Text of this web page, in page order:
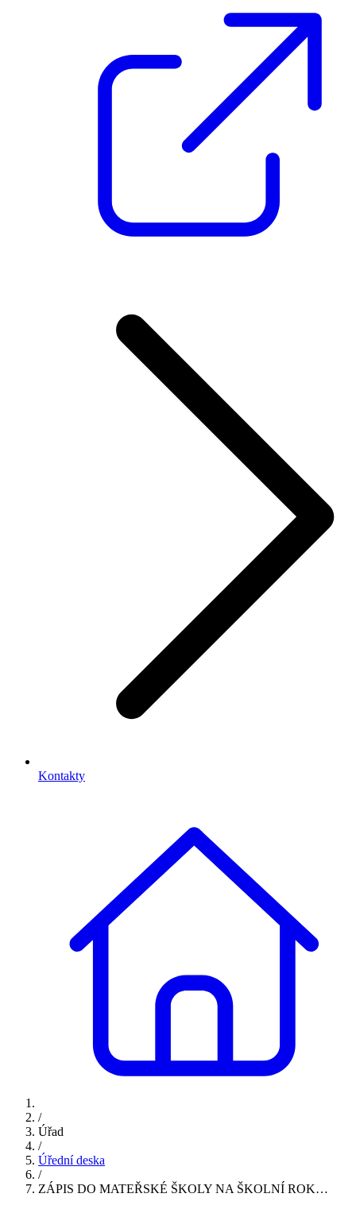
Kontakty
/
Úřad
/
Úřední deska
/
ZÁPIS DO MATEŘSKÉ ŠKOLY NA ŠKOLNÍ ROK…